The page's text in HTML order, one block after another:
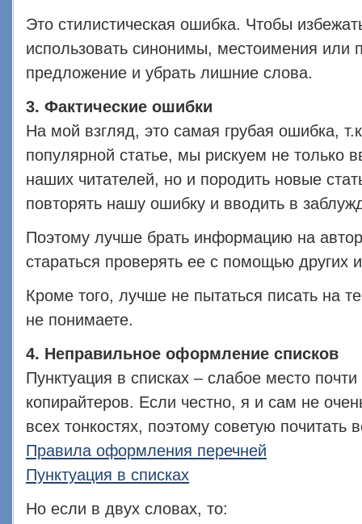
Это стилистическая ошибка. Чтобы
использовать синонимы, местоимения или
предложение и убрать лишние слова.
3. Фактические ошибки
На мой взгляд, это самая грубая ошибка,
популярной статье, мы рискуем не только
наших читателей, но и породить новые
повторять нашу ошибку и вводить в
Поэтому лучше брать информацию на
стараться проверять ее с помощью других
Кроме того, лучше не пытаться писать на
не понимаете.
4. Неправильное оформление списков
Пунктуация в списках – слабое место
копирайтеров. Если честно, я и сам не
всех тонкостях, поэтому советую почитать
Правила оформления перечней
Пунктуация в списках
Но если в двух словах, то: